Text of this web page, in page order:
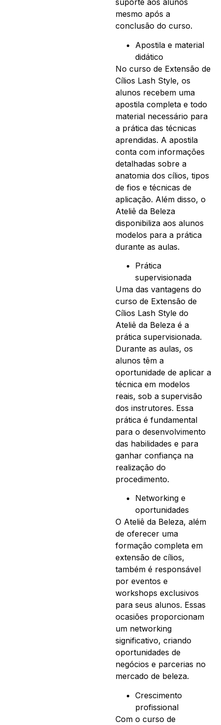
suporte aos alunos
mesmo após a
conclusão do curso.
Apostila e material
didático
No curso de Extensão de
Cílios Lash Style, os
alunos recebem uma
apostila completa e todo
material necessário para
a prática das técnicas
aprendidas. A apostila
conta com informações
detalhadas sobre a
anatomia dos cílios, tipos
de fios e técnicas de
aplicação. Além disso, o
Ateliê da Beleza
disponibiliza aos alunos
modelos para a prática
durante as aulas.
Prática
supervisionada
Uma das vantagens do
curso de Extensão de
Cílios Lash Style do
Ateliê da Beleza é a
prática supervisionada.
Durante as aulas, os
alunos têm a
oportunidade de aplicar a
técnica em modelos
reais, sob a supervisão
dos instrutores. Essa
prática é fundamental
para o desenvolvimento
das habilidades e para
ganhar confiança na
realização do
procedimento.
Networking e
oportunidades
O Ateliê da Beleza, além
de oferecer uma
formação completa em
extensão de cílios,
também é responsável
por eventos e
workshops exclusivos
para seus alunos. Essas
ocasiões proporcionam
um networking
significativo, criando
oportunidades de
negócios e parcerias no
mercado de beleza.
Crescimento
profissional
Com o curso de